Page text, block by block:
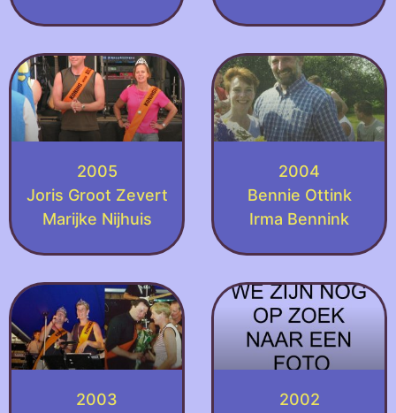
2005
Joris Groot Zevert
Marijke Nijhuis
2004
Bennie Ottink
Irma Bennink
2003
2002